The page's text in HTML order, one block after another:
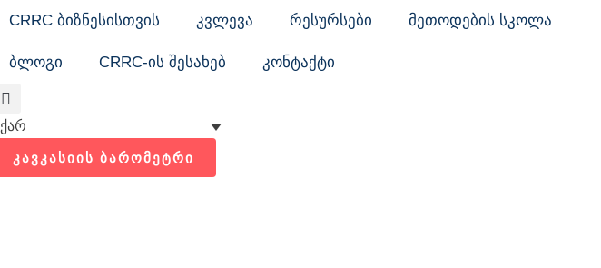
CRRC ბიზნესისთვის კვლევა რესურსები მეთოდების სკოლა
ბლოგი CRRC-ის შესახებ კონტაქტი
Search
ქარ
ᲙᲐᲕᲙᲐᲡᲘᲘᲡ ᲑᲐᲠᲝᲛᲔᲢᲠᲘ